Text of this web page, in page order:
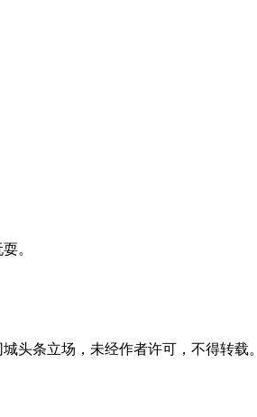
。
头条立场，未经作者许可，不得转载。